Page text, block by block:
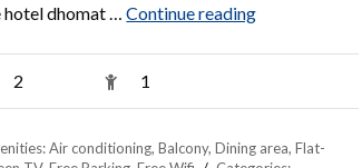
hotel dhomat …Continue reading“Aphrodite’s
2 1
Air conditioning,Balcony,Dining area,Flat-